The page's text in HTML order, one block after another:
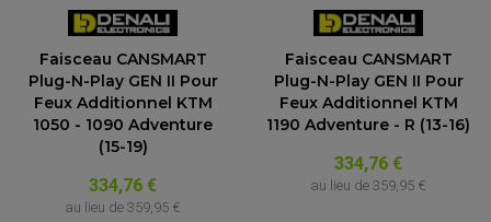
PROTECTION FOURCHE ET BRAS OSCILLANT
PROTECTION SILENCIEUX
TAMPONS ALLOY ULTIMA
ROULEMENT MOTO
ROULEMENT DE ROUE
ROULEMENT DE DIRECTION
TRANSMISSION
ACCESSOIRE SCOOTER KYMCO
ACCESSOIRE SCOOTER MBK
ACCESSOIRE SCOOTER PEUGEOT
ACCESSOIRE SCOOTER PIAGGIO
ACCESSOIRE SCOOTER SUZUKI
ACCESSOIRE SCOOTER VESPA
ACCESSOIRE SCOOTER YAMAHA
Faisceau CANSMART
Plug-N-Play GEN II Pour
Feux Additionnel KTM
1050 - 1090 Adventure
(15-19)
334,76 €
au lieu de 359,95 €
Faisceau CANSMART
Plug-N-Play GEN II Pour
Feux Additionnel KTM
1190 Adventure - R (13-16)
334,76 €
au lieu de 359,95 €